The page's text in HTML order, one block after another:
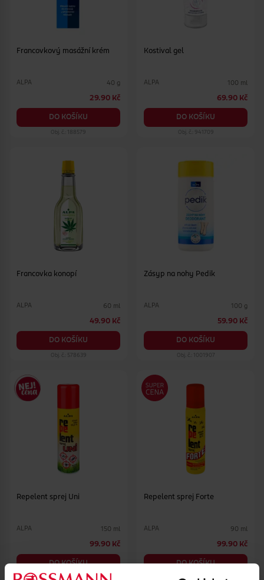
Francovkový masážní krém
ALPA 40 g
29.90 Kč
DO KOŠÍKU
Obj. č.: 188579
Kostival gel
ALPA 100 ml
69.90 Kč
DO KOŠÍKU
Obj. č.: 941709
Francovka konopí
ALPA 60 ml
49.90 Kč
DO KOŠÍKU
Obj. č.: 578639
Zásyp na nohy Pedik
ALPA 100 g
59.90 Kč
DO KOŠÍKU
Obj. č.: 1001907
Repelent sprej Uni
ALPA 150 ml
99.90 Kč
DO KOŠÍKU
Obj. č.: 916875
Repelent sprej Forte
ALPA 90 ml
99.90 Kč
DO KOŠÍKU
Obj. č.: 211208